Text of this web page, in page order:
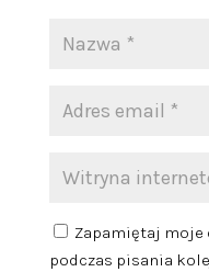
Zapamiętaj moje
podczas pisania